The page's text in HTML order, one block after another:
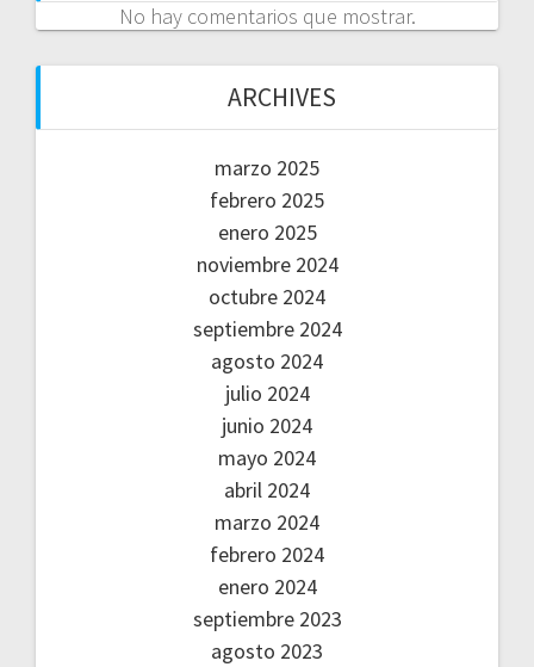
No hay comentarios que mostrar.
ARCHIVES
marzo 2025
febrero 2025
enero 2025
noviembre 2024
octubre 2024
septiembre 2024
agosto 2024
julio 2024
junio 2024
mayo 2024
abril 2024
marzo 2024
febrero 2024
enero 2024
septiembre 2023
agosto 2023